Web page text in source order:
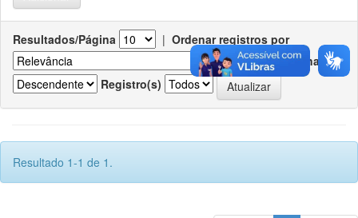
Resultados/Página | Ordenar registros por
Ordenar
Registro(s)
Resultado 1-1 de 1.